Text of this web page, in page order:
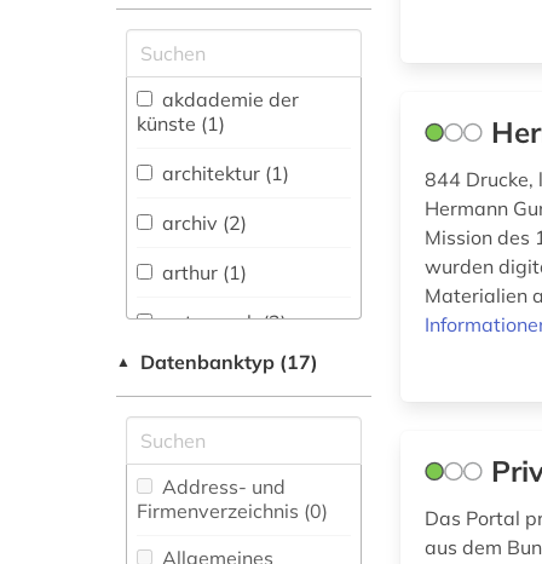
Skandinavistik (5)
Geschichte (9)
Geschichte der
Bildungswesens (0)
Jesuitica (0)
Klassische
Byzantinistik.
Neugriechische
Kunstgeschichte (6)
Medien- und
Kommunikationswissenschaften,
akdademie der
künste (1)
architektur (1)
archiv (2)
arthur (1)
autograph (2)
behringwerke (1)
bestandsverzeichnis
(1)
bibliothek (1)
▲ Datenbanktyp (17)
Address- und
Firmenverzeichnis (0)
Allgemeines
844 Drucke,
Hermann
Mission des
wurden
Materialien
Das Portal
aus dem